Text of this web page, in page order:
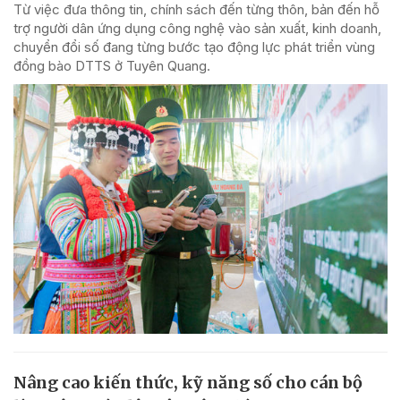
Từ việc đưa thông tin, chính sách đến từng thôn, bản đến hỗ
trợ người dân ứng dụng công nghệ vào sản xuất, kinh doanh,
chuyển đổi số đang từng bước tạo động lực phát triển vùng
đồng bào DTTS ở Tuyên Quang.
Nâng cao kiến thức, kỹ năng số cho cán bộ